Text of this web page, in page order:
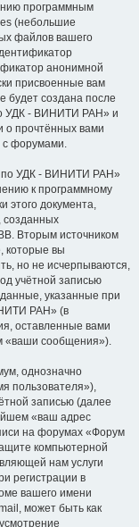
программным
(небольшие
файлов вашего
анонимной
присвоенные вам
будет создана после
УДК - ВИНИТИ РАН» и
о прочтённых вами
с форумами.
по УДК - ВИНИТИ РАН»
к программному
этого документа,
созданных
Вторым источником
которые вы
но не исчерпываются,
учётной записью
указанные при
РАН» (в
оставленные вами
«ваши сообщения»).
однозначно
пользователя»),
записью (далее
«ваш адрес
на форумах «Форум
компьютерной
нам услуги
регистрации в
вашего имени
может быть как